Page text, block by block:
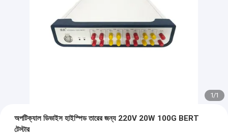
1/1
অপটিক্যাল ডিভাইস হাইস্পিড তারের জন্য 220V 20W 100G BERT
টেস্টার